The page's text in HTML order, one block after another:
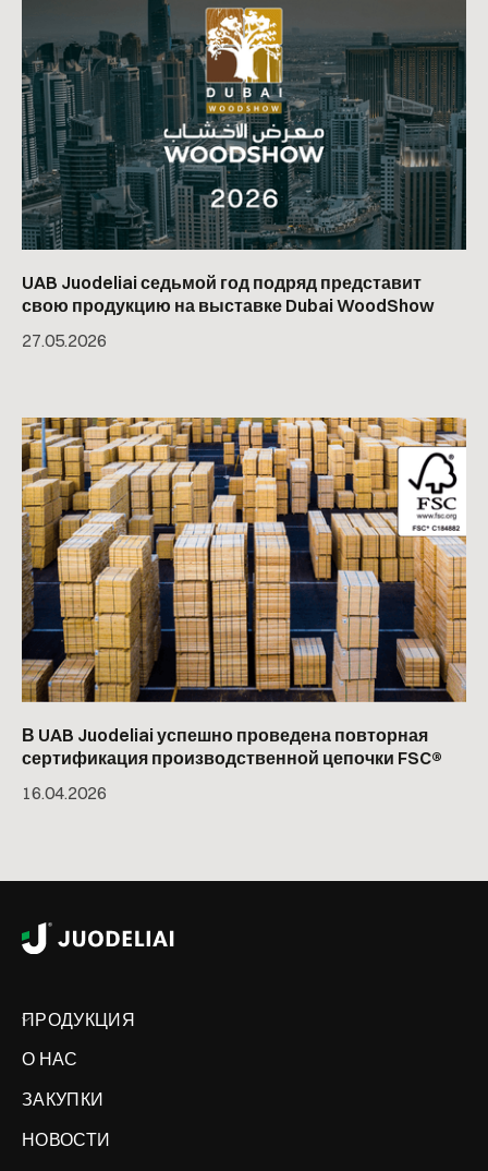
UAB Juodeliai седьмой год подряд представит
свою продукцию на выставке Dubai WoodShow
27.05.2026
В UAB Juodeliai успешно проведена повторная
сертификация производственной цепочки FSC®
16.04.2026
ПРОДУКЦИЯ
О НАС
ЗАКУПКИ
НОВОСТИ